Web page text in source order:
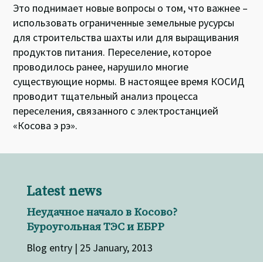
Это поднимает новые вопросы о том, что важнее –
использовать ограниченные земельные русурсы
для строительства шахты или для выращивания
продуктов питания. Переселение, которое
проводилось ранее, нарушило многие
существующие нормы. В настоящее время КОСИД
проводит тщательный анализ процесса
переселения, связанного с электростанцией
«Косова э рэ».
Latest news
Неудачное начало в Косово?
Буроугольная ТЭС и ЕБРР
Blog entry | 25 January, 2013